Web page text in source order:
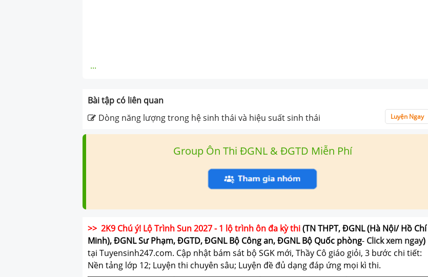
...
Bài tập có liên quan
Dòng năng lượng trong hệ sinh thái và hiệu suất sinh thái
Luyện Ngay
Group Ôn Thi ĐGNL & ĐGTD Miễn Phí
>> 2K9 Chú ý! Lộ Trình Sun 2027 - 1 lộ trình ôn đa kỳ thi(TN THPT, ĐGNL (Hà Nội/ Hồ Chí
Minh), ĐGNL Sư Phạm, ĐGTD, ĐGNL Bộ Công an, ĐGNL Bộ Quốc phòng- Click xem ngay)
tại Tuyensinh247.com. Cập nhật bám sát bộ SGK mới, Thầy Cô giáo giỏi, 3 bước chi tiết:
Nền tảng lớp 12; Luyện thi chuyên sâu; Luyện đề đủ dạng đáp ứng mọi kì thi.